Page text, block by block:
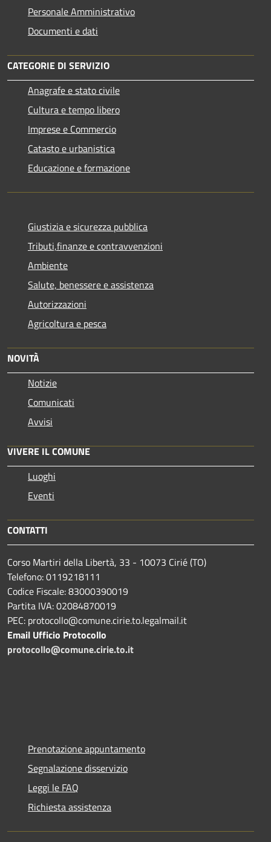
Personale Amministrativo
Documenti e dati
CATEGORIE DI SERVIZIO
Anagrafe e stato civile
Cultura e tempo libero
Imprese e Commercio
Catasto e urbanistica
Educazione e formazione
Giustizia e sicurezza pubblica
Tributi,finanze e contravvenzioni
Ambiente
Salute, benessere e assistenza
Autorizzazioni
Agricoltura e pesca
NOVITÀ
Notizie
Comunicati
Avvisi
VIVERE IL COMUNE
Luoghi
Eventi
CONTATTI
Corso Martiri della Libertà, 33 - 10073 Cirié (TO)
Telefono: 0119218111
Codice Fiscale: 83000390019
Partita IVA: 02084870019
PEC: protocollo@comune.cirie.to.legalmail.it
Email Ufficio Protocollo
protocollo@comune.cirie.to.it
Prenotazione appuntamento
Segnalazione disservizio
Leggi le FAQ
Richiesta assistenza